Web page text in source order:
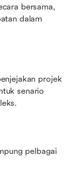
bersama,
dalam
projek
senario
pelbagai